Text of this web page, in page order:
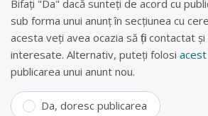
Bifați "Da" dacă sunteți de acord cu
sub forma unui anunț în secțiunea cu
acesta veți avea ocazia să fiți contactat
interesate. Alternativ, puteți folosi
publicarea unui anunt nou.
Da, doresc publicarea